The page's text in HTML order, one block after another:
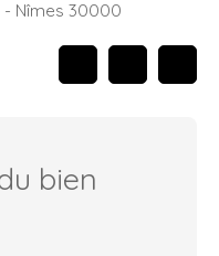
Nîmes 30000
bien